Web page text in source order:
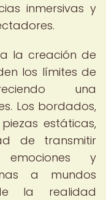
inmersivas y
la creación de
los límites de
una
Los bordados,
estáticas,
de transmitir
emociones y
a mundos
la realidad